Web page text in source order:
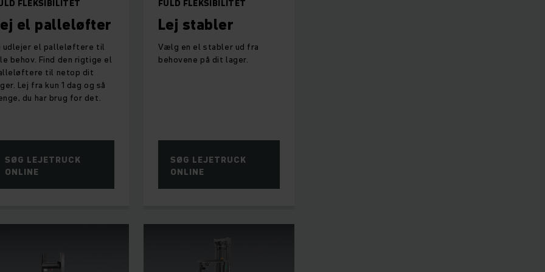
FLEKSIBILITET
el palleløfter
udlejer el palleløftere til
behov. Find den rigtige el
til netop dit
Lej fra kun 1 dag og så
du har brug for det.
SØG LEJETRUCK
ONLINE
FULD FLEKSIBILITET
Lej stabler
Vælg en el stabler ud fra
behovene på dit lager.
SØG LEJETRUCK
ONLINE